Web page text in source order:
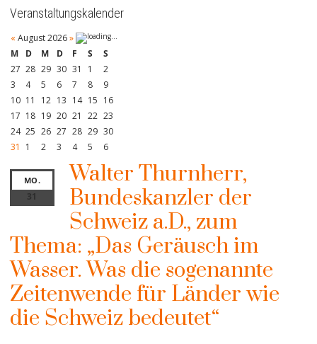
Veranstaltungskalender
« August 2026»
M
D M D F S
S
27 28 29 30 31 1
2
3
4 5 6 7 8
9
10 11 12 13 14 15 16
17 18 19 20 21 22 23
24 25 26 27 28 29 30
31
1 2 3 4 5 6
MO.
31
Walter Thurnherr,
Bundeskanzler der
Schweiz a.D., zum
Thema: „Das Geräusch im
Wasser. Was die sogenannte
Zeitenwende für Länder wie
die Schweiz bedeutet“